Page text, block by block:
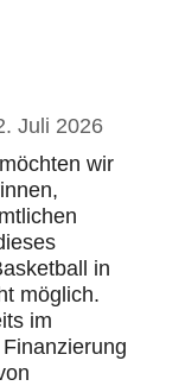
Juli 2026
wir
in
möglich.
im